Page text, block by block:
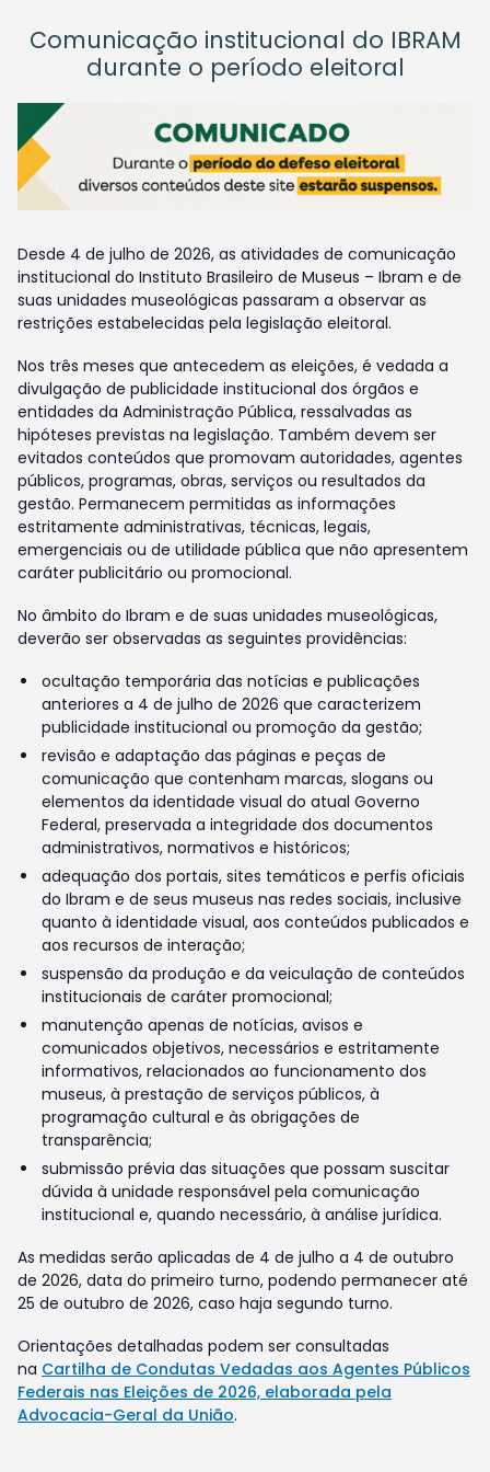
Comunicação institucional do IBRAM
durante o período eleitoral
Desde 4 de julho de 2026, as atividades de comunicação
institucional do Instituto Brasileiro de Museus – Ibram e de
suas unidades museológicas passaram a observar as
restrições estabelecidas pela legislação eleitoral.
Nos três meses que antecedem as eleições, é vedada a
divulgação de publicidade institucional dos órgãos e
entidades da Administração Pública, ressalvadas as
hipóteses previstas na legislação. Também devem ser
evitados conteúdos que promovam autoridades, agentes
públicos, programas, obras, serviços ou resultados da
gestão. Permanecem permitidas as informações
estritamente administrativas, técnicas, legais,
emergenciais ou de utilidade pública que não apresentem
caráter publicitário ou promocional.
No âmbito do Ibram e de suas unidades museológicas,
deverão ser observadas as seguintes providências:
ocultação temporária das notícias e publicações
anteriores a 4 de julho de 2026 que caracterizem
publicidade institucional ou promoção da gestão;
revisão e adaptação das páginas e peças de
comunicação que contenham marcas, slogans ou
elementos da identidade visual do atual Governo
Federal, preservada a integridade dos documentos
administrativos, normativos e históricos;
adequação dos portais, sites temáticos e perfis oficiais
do Ibram e de seus museus nas redes sociais, inclusive
quanto à identidade visual, aos conteúdos publicados e
aos recursos de interação;
suspensão da produção e da veiculação de conteúdos
institucionais de caráter promocional;
manutenção apenas de notícias, avisos e
comunicados objetivos, necessários e estritamente
informativos, relacionados ao funcionamento dos
museus, à prestação de serviços públicos, à
programação cultural e às obrigações de
transparência;
submissão prévia das situações que possam suscitar
dúvida à unidade responsável pela comunicação
institucional e, quando necessário, à análise jurídica.
As medidas serão aplicadas de 4 de julho a 4 de outubro
de 2026, data do primeiro turno, podendo permanecer até
25 de outubro de 2026, caso haja segundo turno.
Orientações detalhadas podem ser consultadas
na Cartilha de Condutas Vedadas aos Agentes Públicos
Federais nas Eleições de 2026, elaborada pela
Advocacia-Geral da União.